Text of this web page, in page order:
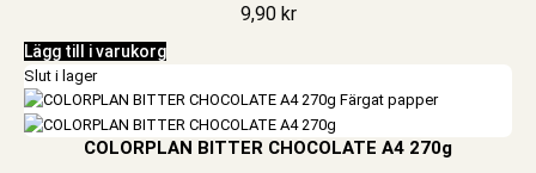
9,90 kr
Lägg till i varukorg
Slut i lager
COLORPLAN BITTER CHOCOLATE A4 270g